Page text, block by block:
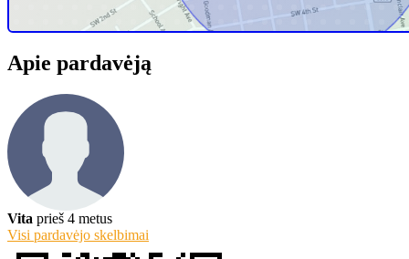
433 peržiūros 0 komentarai ID #185
Apie pardavėją
Vita prieš 4 metus
Visi pardavėjo skelbimai